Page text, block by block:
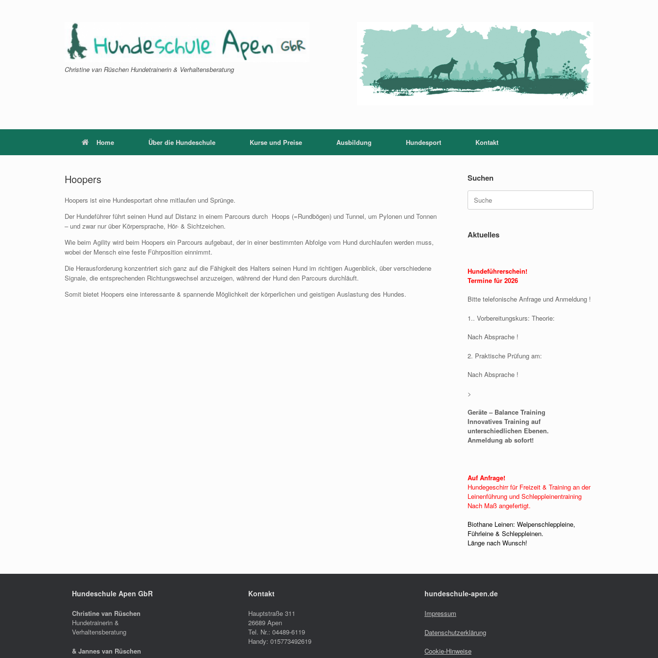
Christine van Rüschen Hundetrainerin & Verhaltensberatung
Home Über die Hundeschule Kurse und Preise Ausbildung Hundesport Kontakt
Hoopers
Hoopers ist eine Hundesportart ohne mitlaufen und Sprünge.
Der Hundeführer führt seinen Hund auf Distanz in einem Parcours durch Hoops (=Rundbögen) und Tunnel, um Pylonen und Tonnen
– und zwar nur über Körpersprache, Hör- & Sichtzeichen.
Wie beim Agility wird beim Hoopers ein Parcours aufgebaut, der in einer bestimmten Abfolge vom Hund durchlaufen werden muss,
wobei der Mensch eine feste Führposition einnimmt.
Die Herausforderung konzentriert sich ganz auf die Fähigkeit des Halters seinen Hund im richtigen Augenblick, über verschiedene
Signale, die entsprechenden Richtungswechsel anzuzeigen, während der Hund den Parcours durchläuft.
Somit bietet Hoopers eine interessante & spannende Möglichkeit der körperlichen und geistigen Auslastung des Hundes.
Suchen
Suche
nach:
Aktuelles
Hundeführerschein!
Termine für 2026
Bitte telefonische Anfrage und Anmeldung !
1.. Vorbereitungskurs: Theorie:
Nach Absprache !
2. Praktische Prüfung am:
Nach Absprache !
>
Geräte – Balance Training
Innovatives Training auf
unterschiedlichen Ebenen.
Anmeldung ab sofort!
Auf Anfrage!
Hundegeschirr für Freizeit & Training an der
Leinenführung und Schleppleinentraining
Nach Maß angefertigt.
Biothane Leinen: Welpenschleppleine,
Führleine & Schleppleinen.
Länge nach Wunsch!
Hundeschule Apen GbR
Christine van Rüschen
Hundetrainerin &
Verhaltensberatung
& Jannes van Rüschen
Kontakt
Hauptstraße 311
26689 Apen
Tel. Nr.: 04489-6119
Handy: 015773492619
hundeschule-apen.de
Impressum
Datenschutzerklärung
Cookie-Hinweise